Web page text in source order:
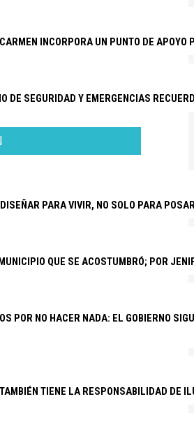
INCORPORA UN PUNTO DE
DE SEGURIDAD Y EMERGENCIAS
PARA VIVIR, NO SOLO PARA
QUE SE ACOSTUMBRÓ; POR
POR NO HACER NADA: EL GOBIERNO
TIENE LA RESPONSABILIDAD DE